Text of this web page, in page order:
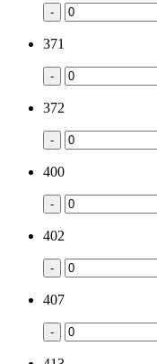
-
371
-
372
-
400
-
402
-
407
-